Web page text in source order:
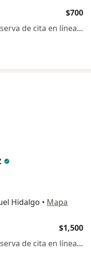
$700
Este especialista no ofrece reserva de cita en línea en esta dirección.
Hidalgo • Mapa
$1,500
Este especialista no ofrece reserva de cita en línea en esta dirección.